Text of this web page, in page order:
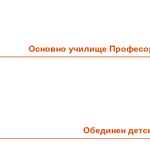
Основно училище
Обединен